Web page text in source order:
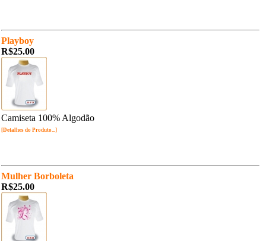
Playboy
R$25.00
Camiseta 100% Algodão
[Detalhes do Produto...]
Mulher Borboleta
R$25.00